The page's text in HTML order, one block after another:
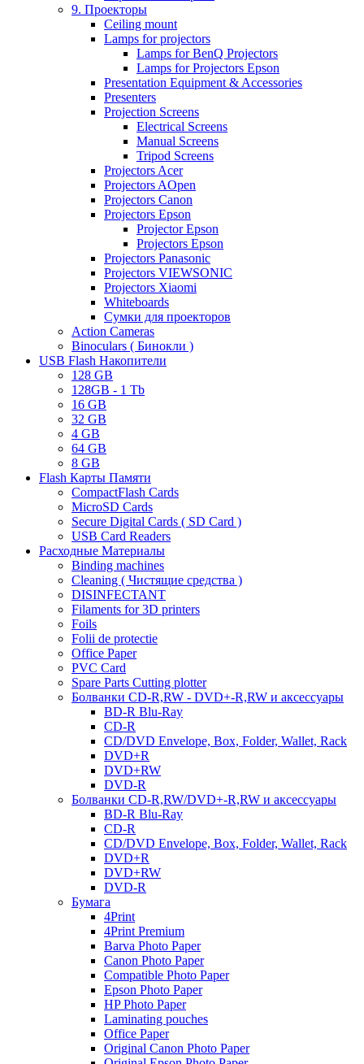
9. Проекторы
Ceiling mount
Lamps for projectors
Lamps for BenQ Projectors
Lamps for Projectors Epson
Presentation Equipment & Accessories
Presenters
Projection Screens
Electrical Screens
Manual Screens
Tripod Screens
Projectors Acer
Projectors AOpen
Projectors Canon
Projectors Epson
Projector Epson
Projectors Epson
Projectors Panasonic
Projectors VIEWSONIC
Projectors Xiaomi
Whiteboards
Сумки для проекторов
Action Cameras
Binoculars ( Бинокли )
USB Flash Накопители
128 GB
128GB - 1 Tb
16 GB
32 GB
4 GB
64 GB
8 GB
Flash Карты Памяти
CompactFlash Cards
MicroSD Cards
Secure Digital Cards ( SD Card )
USB Card Readers
Расходные Материалы
Binding machines
Cleaning ( Чистящие средства )
DISINFECTANT
Filaments for 3D printers
Foils
Folii de protectie
Office Paper
PVC Card
Spare Parts Cutting plotter
Болванки CD-R,RW - DVD+-R,RW и аксессуары
BD-R Blu-Ray
CD-R
CD/DVD Envelope, Box, Folder, Wallet, Rack
DVD+R
DVD+RW
DVD-R
Болванки CD-R,RW/DVD+-R,RW и аксессуары
BD-R Blu-Ray
CD-R
CD/DVD Envelope, Box, Folder, Wallet, Rack
DVD+R
DVD+RW
DVD-R
Бумага
4Print
4Print Premium
Barva Photo Paper
Canon Photo Paper
Compatible Photo Paper
Epson Photo Paper
HP Photo Paper
Laminating pouches
Office Paper
Original Canon Photo Paper